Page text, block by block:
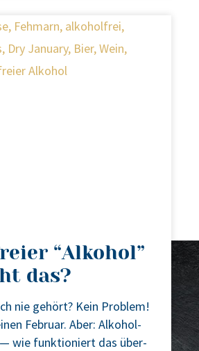
“Alkohol”
das?
nie gehört? Kein Pro­blem!
Febru­ar. Aber: Alko­hol­
wie funk­tio­niert das über­